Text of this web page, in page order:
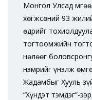
Монгол Улсад
хөгжсөний 93
өдрийг
тогтоомжийн
нөлөөг
нэмрийг үнэлж
Жадамбыг Хууль
“Хүндэт тэмдэг”-